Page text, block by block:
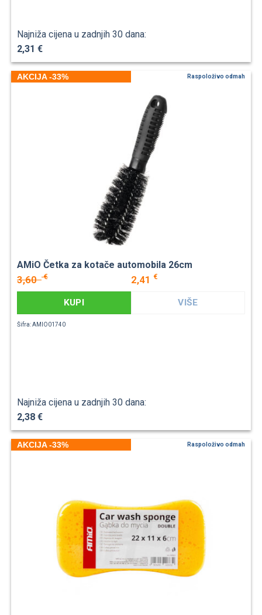
Najniža cijena u zadnjih 30 dana:
2,31 €
AKCIJA -33% Raspoloživo odmah
AMiO Četka za kotače automobila 26cm
3,60€ 2,41 €
KUPI VIŠE
Šifra: AMIO01740
Najniža cijena u zadnjih 30 dana:
2,38 €
AKCIJA -33% Raspoloživo odmah